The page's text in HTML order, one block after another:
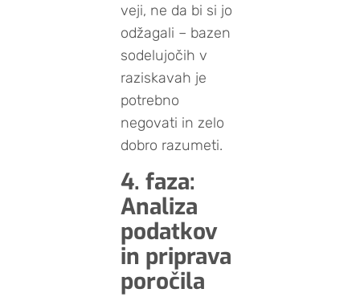
veji, ne da bi si jo
odžagali – bazen
sodelujočih v
raziskavah je
potrebno
negovati in zelo
dobro razumeti.
4. faza:
Analiza
podatkov
in priprava
poročila